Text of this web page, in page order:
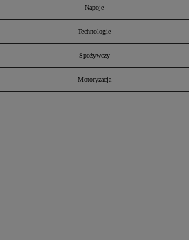
Napoje
Technologie
Spożywczy
Motoryzacja